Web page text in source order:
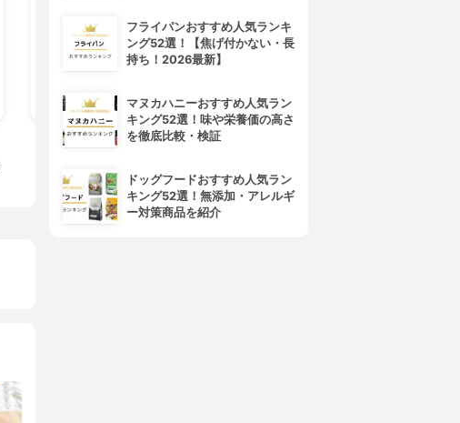
日本薬健
金の青汁 25種の純国産野菜 乳
酸菌×酵素
¥957
世田谷自然食品(セタガヤシゼ
ンショクヒン)
フライパンおすすめ人気ランキ
ング52選！【焦げ付かない・長
持ち！2026最新】
マヌカハニーおすすめ人気ラン
キング52選！味や栄養価の高さ
を徹底比較・検証
ドッグフードおすすめ人気ラン
キング52選！無添加・アレルギ
ー対策商品を紹介